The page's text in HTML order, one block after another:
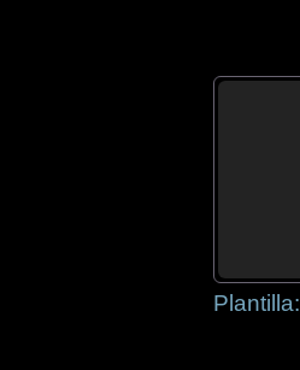
Plantilla: